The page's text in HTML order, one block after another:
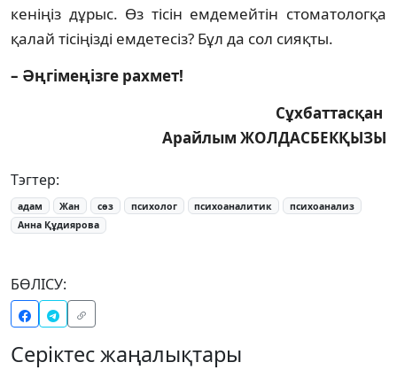
кеніңіз дұрыс. Өз тісін емдемейтін сто­матологқа
қалай тісіңізді емдетесіз? Бұл да сол сияқты.
– Әңгімеңізге рахмет!
Сұхбаттасқан
Арайлым ЖОЛДАСБЕКҚЫЗЫ
Тэгтер:
адам Жан сөз психолог психоаналитик
психоанализ
Анна Құдиярова
БӨЛІСУ:
Серіктес жаңалықтары